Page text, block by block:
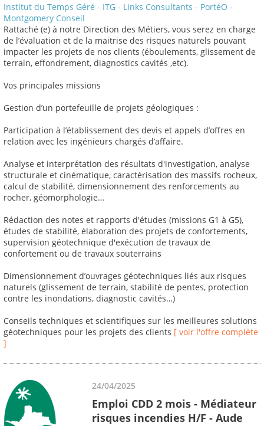
Institut du Temps Géré - ITG - Links Consultants - PortéO -
Montgomery Conseil
Rattaché (e) à notre Direction des Métiers, vous serez en charge
de l’évaluation et de la maitrise des risques naturels pouvant
impacter les projets de nos clients (éboulements, glissement de
terrain, effondrement, diagnostics cavités ,etc).
Vos principales missions
Gestion d’un portefeuille de projets géologiques :
Participation à l’établissement des devis et appels d’offres en
relation avec les ingénieurs chargés d’affaire.
Analyse et interprétation des résultats d'investigation, analyse
structurale et cinématique, caractérisation des massifs rocheux,
calcul de stabilité, dimensionnement des renforcements au
rocher, géomorphologie…
Rédaction des notes et rapports d'études (missions G1 à G5),
études de stabilité, élaboration des projets de confortements,
supervision géotechnique d'exécution de travaux de
confortement ou de travaux souterrains
Dimensionnement d’ouvrages géotechniques liés aux risques
naturels (glissement de terrain, stabilité de pentes, protection
contre les inondations, diagnostic cavités…)
Conseils techniques et scientifiques sur les meilleures solutions
géotechniques pour les projets des clients [ voir l'offre complète
]
24/04/2025
Emploi CDD 2 mois - Médiateur
risques incendies H/F - Aude